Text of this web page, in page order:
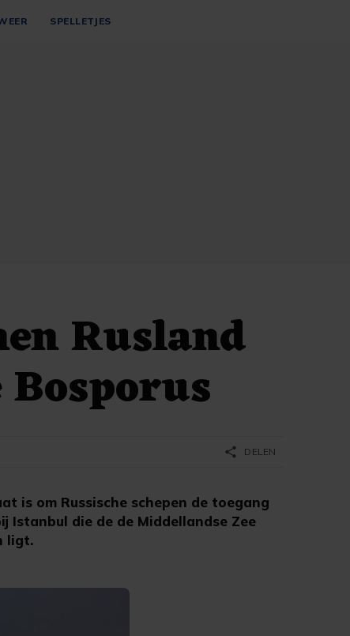
SPELLETJES
Rusland
is om Russische schepen de toegang
Istanbul die de de Middellandse Zee
ligt.
share DELEN